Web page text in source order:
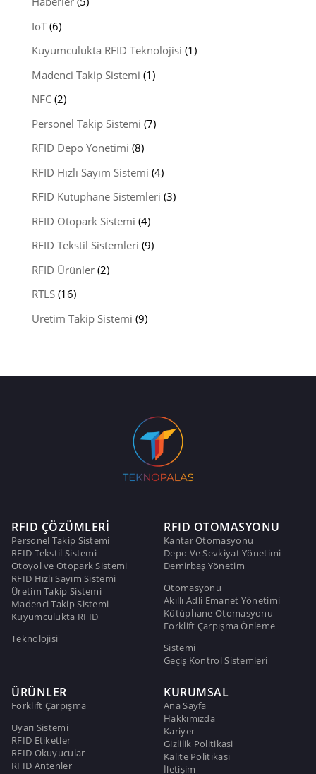
IoT(6)
Kuyumculukta RFID Teknolojisi (1)
Madenci Takip Sistemi (1)
NFC(2)
Personel Takip Sistemi (7)
RFID Depo Yönetimi (8)
RFID Hızlı Sayım Sistemi (4)
RFID Kütüphane Sistemleri (3)
RFID Otopark Sistemi (4)
RFID Tekstil Sistemleri (9)
RFID Ürünler(2)
RTLS(16)
Üretim Takip Sistemi (9)
RFID ÇÖZÜMLERİ
Personel Takip Sistemi
RFID Tekstil Sistemi
Otoyol ve Otopark Sistemi
RFID Hızlı Sayım Sistemi
Üretim Takip Sistemi
Madenci Takip Sistemi
Kuyumculukta RFID
Teknolojisi
RFID OTOMASYONU
Kantar Otomasyonu
Depo Ve Sevkiyat Yönetimi
Demirbaş Yönetim
Otomasyonu
Akıllı Adli Emanet Yönetimi
Kütüphane Otomasyonu
Forklift Çarpışma Önleme
Sistemi
Geçiş Kontrol Sistemleri
ÜRÜNLER
Forklift Çarpışma
Uyarı Sistemi
RFID Etiketler
RFID Okuyucular
RFID Antenler
KURUMSAL
Ana Sayfa
Hakkımızda
Kariyer
Gizlilik Politikasi
Kalite Politikasi
İletişim